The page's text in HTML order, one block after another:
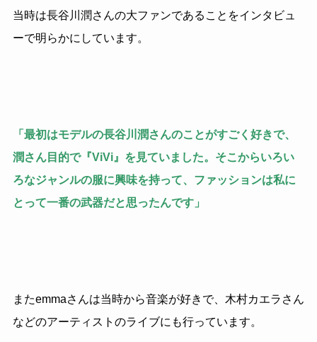
当時は長谷川潤さんの大ファンであることをインタビュ
ーで明らかにしています。
「最初はモデルの長谷川潤さんのことがすごく好きで、
潤さん目的で『ViVi』を見ていました。そこからいろい
ろなジャンルの服に興味を持って、ファッションは私に
とって一番の武器だと思ったんです」
またemmaさんは当時から音楽が好きで、木村カエラさん
などのアーティストのライブにも行っています。